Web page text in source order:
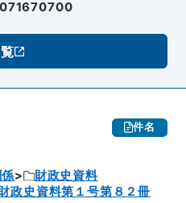
件名
財政史資料
政史資料第１号第８２冊